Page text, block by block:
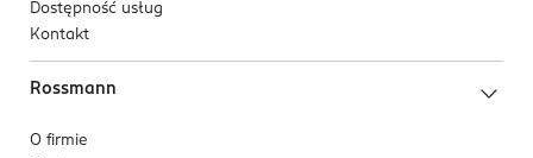
Dostępność usług
Kontakt
Rossmann
O firmie